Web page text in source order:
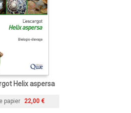
Helix aspersa
papier 22,00 €